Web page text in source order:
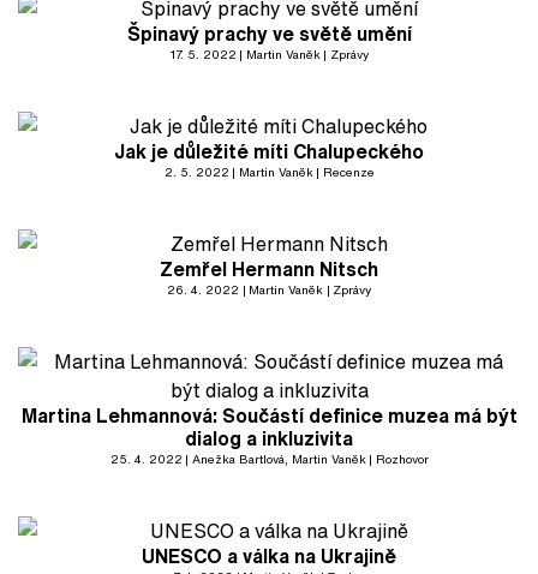
Špinavý prachy ve světě umění
17. 5. 2022 Martin Vaněk Zprávy
Jak je důležité míti Chalupeckého
2. 5. 2022 Martin Vaněk Recenze
Zemřel Hermann Nitsch
26. 4. 2022 Martin Vaněk Zprávy
Martina Lehmannová: Součástí definice muzea má být
dialog a inkluzivita
25. 4. 2022 Anežka Bartlová, Martin Vaněk Rozhovor
UNESCO a válka na Ukrajině